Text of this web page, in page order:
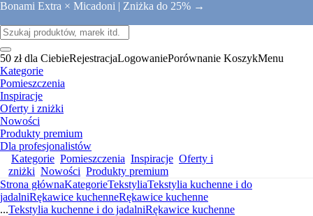
Bonami Extra × Micadoni | Zniżka do 25% →
50 zł dla CiebieRejestracjaLogowaniePorównanie KoszykMenu
Kategorie
Pomieszczenia
Inspiracje
Oferty i zniżki
Nowości
Produkty premium
Dla profesjonalistów
Kategorie Pomieszczenia Inspiracje Oferty i
zniżki Nowości Produkty premium
Strona głównaKategorieTekstyliaTekstylia kuchenne i do
jadalniRękawice kuchenneRękawice kuchenne
...Tekstylia kuchenne i do jadalniRękawice kuchenne